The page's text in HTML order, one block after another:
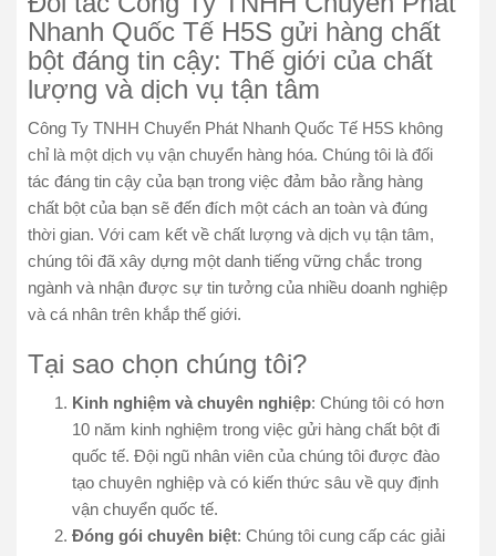
Nhanh Quốc Tế H5S gửi hàng chất
bột đáng tin cậy: Thế giới của chất
lượng và dịch vụ tận tâm
Công Ty TNHH Chuyển Phát Nhanh Quốc Tế H5S không
chỉ là một dịch vụ vận chuyển hàng hóa. Chúng tôi là đối
tác đáng tin cậy của bạn trong việc đảm bảo rằng hàng
chất bột của bạn sẽ đến đích một cách an toàn và đúng
thời gian. Với cam kết về chất lượng và dịch vụ tận tâm,
chúng tôi đã xây dựng một danh tiếng vững chắc trong
ngành và nhận được sự tin tưởng của nhiều doanh nghiệp
và cá nhân trên khắp thế giới.
Tại sao chọn chúng tôi?
Kinh nghiệm và chuyên nghiệp: Chúng tôi có hơn
10 năm kinh nghiệm trong việc gửi hàng chất bột đi
quốc tế. Đội ngũ nhân viên của chúng tôi được đào
tạo chuyên nghiệp và có kiến thức sâu về quy định
vận chuyển quốc tế.
Đóng gói chuyên biệt: Chúng tôi cung cấp các giải